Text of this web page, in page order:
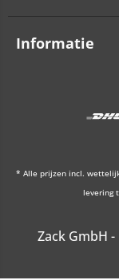
Informatie
* Alle prijzen incl.
levering
Zack GmbH